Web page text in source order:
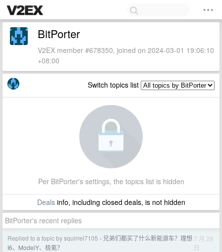
BitPorter
V2EX member #678350, joined on 2024-03-01 19:06:10
+08:00
Switch topics list
Per BitPorter's settings, the topics list is hidden
Dealsinfo, including closed deals, is not hidden
BitPorter's recent replies
Replied to a topic by squirrel7105 › 兄弟们都买了什么新能源车？理想
I6、ModelY、极氪？
7 月 29
日